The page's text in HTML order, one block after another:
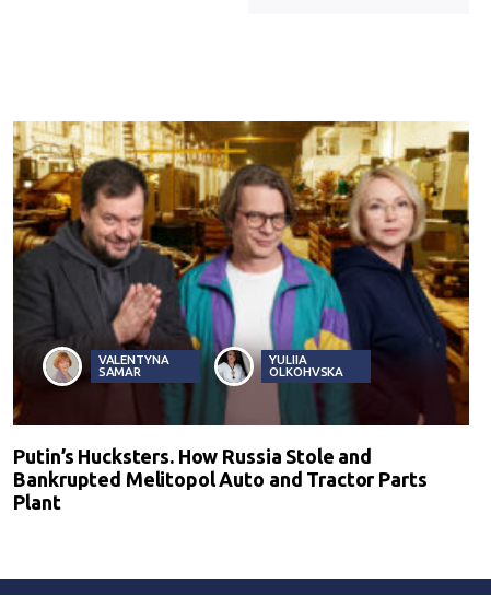
VALENTYNA
SAMAR
YULIIA
OLKOHVSKA
Putin’s Hucksters. How Russia Stole and
Bankrupted Melitopol Auto and Tractor Parts
Plant